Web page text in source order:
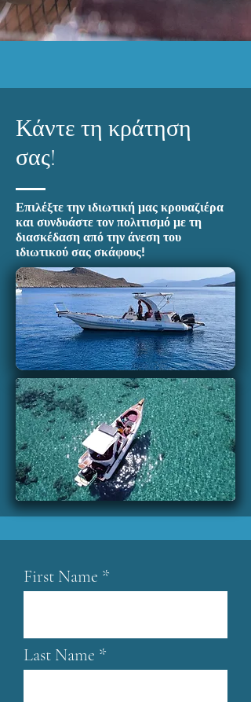
Κάντε τη κράτηση
σας!
Επιλέξτε την ιδιωτική μας κρουαζιέρα
και συνδυάστε τον πολιτισμό με τη
διασκέδαση από την άνεση του
ιδιωτικού σας σκάφους!
First Name
Last Name